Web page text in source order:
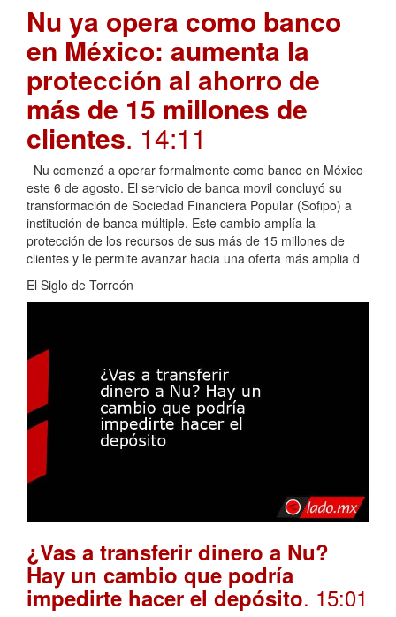
Nu ya opera como banco
en México: aumenta la
protección al ahorro de
más de 15 millones de
clientes. 14:11
Nu comenzó a operar formalmente como banco en México
este 6 de agosto. El servicio de banca movil concluyó su
transformación de Sociedad Financiera Popular (Sofipo) a
institución de banca múltiple. Este cambio amplía la
protección de los recursos de sus más de 15 millones de
clientes y le permite avanzar hacia una oferta más amplia d
El Siglo de Torreón
¿Vas a transferir dinero a Nu?
Hay un cambio que podría
impedirte hacer el depósito. 15:01